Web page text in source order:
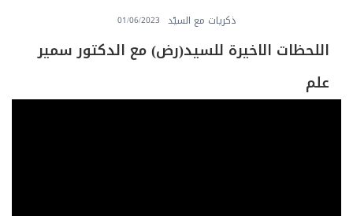
ذكريات مع السيّد 01/06/2023
اللحظات الاخيرة للسيد(رض) مع الدكتور سمير
علم